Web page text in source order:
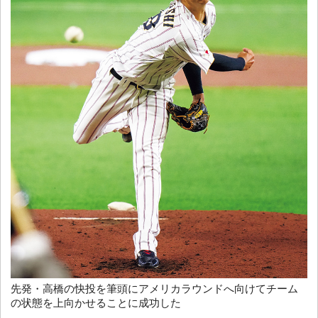
先発・高橋の快投を筆頭にアメリカラウンドへ向けてチーム
の状態を上向かせることに成功した